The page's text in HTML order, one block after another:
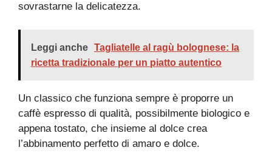
sovrastarne la delicatezza.
Leggi anche Tagliatelle al ragù bolognese: la
ricetta tradizionale per un piatto autentico
Un classico che funziona sempre è proporre un
caffè espresso di qualità, possibilmente biologico e
appena tostato, che insieme al dolce crea
l’abbinamento perfetto di amaro e dolce.